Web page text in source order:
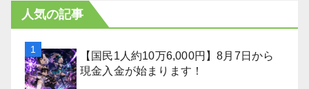
人気の記事
【国民1人約10万6,000円】8月7日から
現金入金が始まります！